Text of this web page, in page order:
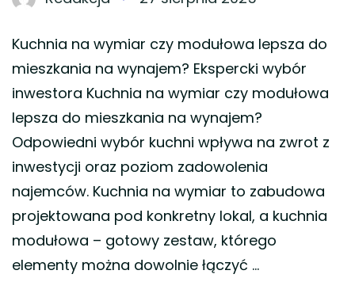
Kuchnia na wymiar czy modułowa lepsza do
mieszkania na wynajem? Ekspercki wybór
inwestora Kuchnia na wymiar czy modułowa
lepsza do mieszkania na wynajem?
Odpowiedni wybór kuchni wpływa na zwrot z
inwestycji oraz poziom zadowolenia
najemców. Kuchnia na wymiar to zabudowa
projektowana pod konkretny lokal, a kuchnia
modułowa – gotowy zestaw, którego
elementy można dowolnie łączyć …